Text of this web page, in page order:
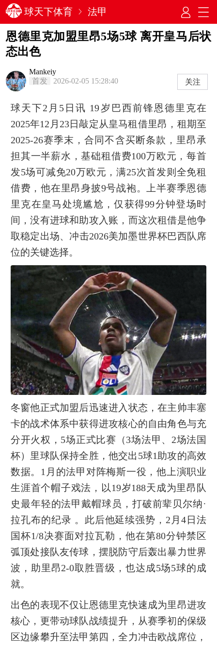
球天下体育 法甲
恩德里克加盟里昂5场5球 离开皇马后状
态出色
Mankeiy
首发
2026-02-05 15:28:40 关注
球天下2月5日讯 19岁巴西前锋恩德里克在
2025年12月23日敲定从皇马租借里昂，租期至
2025-26赛季末，合同不含买断条款，里昂承
担其一半薪水，基础租借费100万欧元，每首
发5场可减免20万欧元，满25次首发则全免租
借费，他在里昂身披9号战袍。上半赛季恩德
里克在皇马处境尴尬，仅获得99分钟登场时
间，没有进球和助攻入账，而这次租借是他争
取稳定出场、冲击2026美加墨世界杯巴西队席
位的关键选择。
冬窗他正式加盟后迅速进入状态，在主帅丰塞
卡的战术体系中获得进攻核心的自由角色与充
分开火权，5场正式比赛（3场法甲、2场法国
杯）里球队保持全胜，他交出5球1助攻的高效
数据。1月的法甲对阵梅斯一役，他上演职业
生涯首个帽子戏法，以19岁188天成为里昂队
史最年轻的法甲戴帽球员，打破前辈贝尔纳·
拉孔布的纪录 。此后他延续强势，2月4日法
国杯1/8决赛面对拉瓦勒，他在第80分钟禁区
弧顶处接队友传球，摆脱防守后轰出暴力世界
波，助里昂2-0取胜晋级，也达成5场5球的成
就。
出色的表现不仅让恩德里克快速成为里昂进攻
核心，更带动球队战绩提升，从赛季初的保级
区边缘攀升至法甲第四，全力冲击欧战席位，